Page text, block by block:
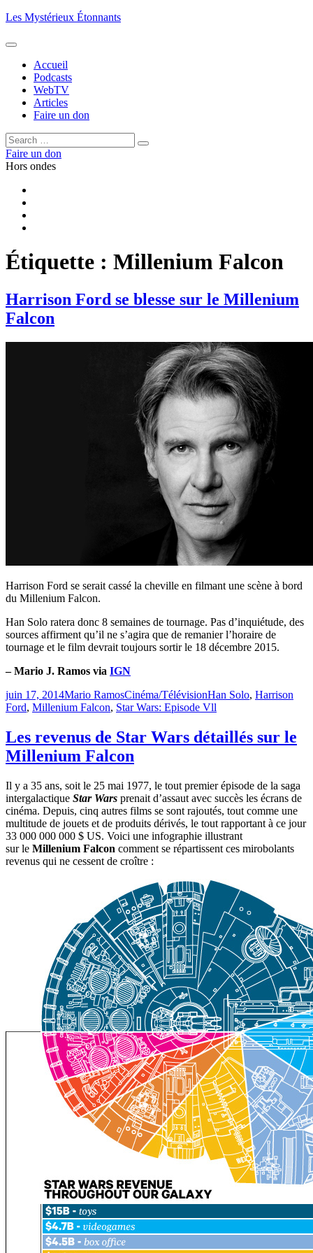
Aller
contenu
Les Mystérieux Étonnants
Accueil
Podcasts
WebTV
Articles
Faire un don
Rechercher :
Rechercher
Faire un don
Hors ondes
Étiquette : Millenium Falcon
Harrison Ford se blesse sur le Millenium
Falcon
Harrison Ford se serait cassé la cheville en filmant une scène à bord
du Millenium Falcon.
Han Solo ratera donc 8 semaines de tournage. Pas d’inquiétude, des
sources affirment qu’il ne s’agira que de remanier l’horaire de
tournage et le film devrait toujours sortir le 18 décembre 2015.
– Mario J. Ramos via IGN
Publié
le
juin 17, 2014Mario RamosCatégories
Cinéma/TélévisionÉtiquettes
Han Solo, Harrison
Ford, Millenium Falcon, Star Wars: Episode Vll
Les revenus de Star Wars détaillés sur le
Millenium Falcon
Il y a 35 ans, soit le 25 mai 1977, le tout premier épisode de la saga
intergalactique Star Wars prenait d’assaut avec succès les écrans de
cinéma. Depuis, cinq autres films se sont rajoutés, tout comme une
multitude de jouets et de produits dérivés, le tout rapportant à ce jour
33 000 000 000 $ US. Voici une infographie illustrant
sur le Millenium Falcon comment se répartissent ces mirobolants
revenus qui ne cessent de croître :